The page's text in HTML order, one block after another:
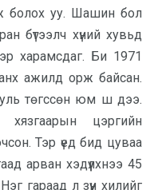
болох уу. Шашин бол
бүтээлч хүний хувьд
харамсдаг. Би 1971
ажилд орж байсан.
төгссөн юм ш дээ.
цэргийн
Тэр үед бид цуваа
арван хэдүүлхнээ 45
гараад л зүүн хилийг